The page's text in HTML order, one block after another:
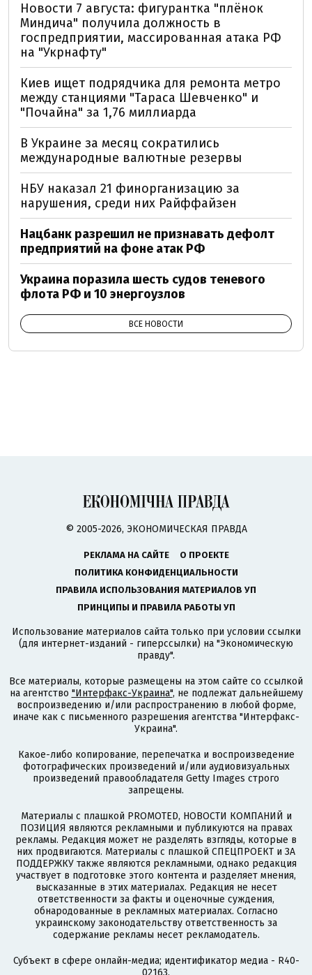
Новости 7 августа: фигурантка "плёнок
Миндича" получила должность в
госпредприятии, массированная атака РФ
на "Укрнафту"
Киев ищет подрядчика для ремонта метро
между станциями "Тараса Шевченко" и
"Почайна" за 1,76 миллиарда
В Украине за месяц сократились
международные валютные резервы
НБУ наказал 21 финорганизацию за
нарушения, среди них Райффайзен
Нацбанк разрешил не признавать дефолт
предприятий на фоне атак РФ
Украина поразила шесть судов теневого
флота РФ и 10 энергоузлов
ВСЕ НОВОСТИ
© 2005-2026, ЭКОНОМИЧЕСКАЯ ПРАВДА
РЕКЛАМА НА САЙТЕ
О ПРОЕКТЕ
ПОЛИТИКА КОНФИДЕНЦИАЛЬНОСТИ
ПРАВИЛА ИСПОЛЬЗОВАНИЯ МАТЕРИАЛОВ УП
ПРИНЦИПЫ И ПРАВИЛА РАБОТЫ УП
Использование материалов сайта только при условии ссылки
(для интернет-изданий - гиперссылки) на "Экономическую
правду".
Все материалы, которые размещены на этом сайте со ссылкой
на агентство "Интерфакс-Украина", не подлежат дальнейшему
воспроизведению и/или распространению в любой форме,
иначе как с письменного разрешения агентства "Интерфакс-
Украина".
Какое-либо копирование, перепечатка и воспроизведение
фотографических произведений и/или аудиовизуальных
произведений правообладателя Getty Images строго
запрещены.
Материалы с плашкой PROMOTED, НОВОСТИ КОМПАНИЙ и
ПОЗИЦИЯ являются рекламными и публикуются на правах
рекламы. Редакция может не разделять взгляды, которые в
них продвигаются. Материалы с плашкой СПЕЦПРОЕКТ и ЗА
ПОДДЕРЖКУ также являются рекламными, однако редакция
участвует в подготовке этого контента и разделяет мнения,
высказанные в этих материалах. Редакция не несет
ответственности за факты и оценочные суждения,
обнародованные в рекламных материалах. Согласно
украинскому законодательству ответственность за
содержание рекламы несет рекламодатель.
Субъект в сфере онлайн-медиа; идентификатор медиа - R40-
02163.